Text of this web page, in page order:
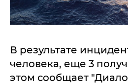
В результате
человека, еще 3
этом сообщает